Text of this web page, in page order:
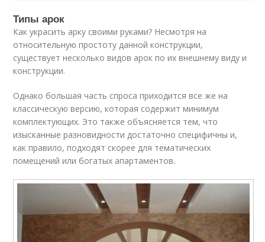
Типы арок
Как украсить арку своими руками? Несмотря на
относительную простоту данной конструкции,
существует несколько видов арок по их внешнему виду и
конструкции.
Однако большая часть спроса приходится все же на
классическую версию, которая содержит минимум
комплектующих. Это также объясняется тем, что
изысканные разновидности достаточно специфичны и,
как правило, подходят скорее для тематических
помещений или богатых апартаментов.